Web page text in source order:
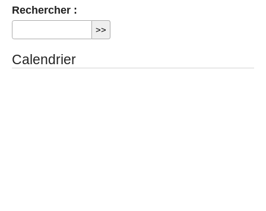
Rechercher :
Calendrier